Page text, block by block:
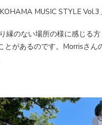
MUSIC STYLE Vol.3
縁のない場所の様に感じる
があるのです。Morrisさ